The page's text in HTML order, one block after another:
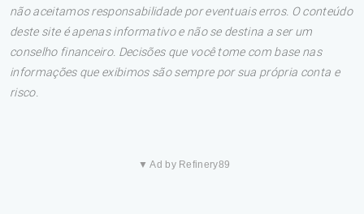
não aceitamos responsabilidade por eventuais erros. O conteúdo
deste site é apenas informativo e não se destina a ser um
conselho financeiro. Decisões que você tome com base nas
informações que exibimos são sempre por sua própria conta e
risco.
▼ Ad by Refinery89